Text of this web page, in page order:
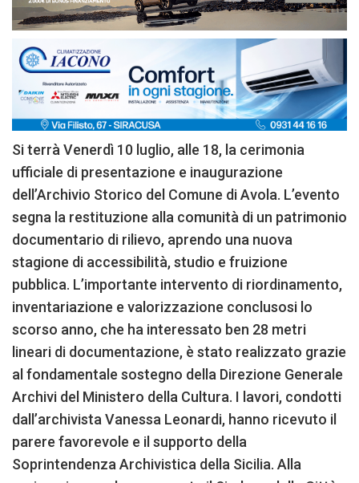
Si terrà Venerdì 10 luglio, alle 18, la cerimonia
ufficiale di presentazione e inaugurazione
dell’Archivio Storico del Comune di Avola. L’evento
segna la restituzione alla comunità di un patrimonio
documentario di rilievo, aprendo una nuova
stagione di accessibilità, studio e fruizione
pubblica. L’importante intervento di riordinamento,
inventariazione e valorizzazione conclusosi lo
scorso anno, che ha interessato ben 28 metri
lineari di documentazione, è stato realizzato grazie
al fondamentale sostegno della Direzione Generale
Archivi del Ministero della Cultura. I lavori, condotti
dall’archivista Vanessa Leonardi, hanno ricevuto il
parere favorevole e il supporto della
Soprintendenza Archivistica della Sicilia. Alla